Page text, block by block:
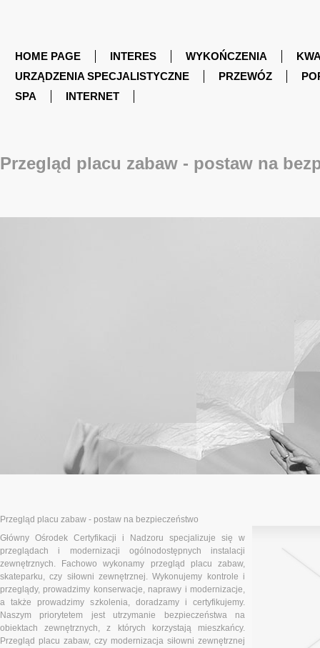
HOME PAGE INTERES WYKOŃCZENIA
URZĄDZENIA SPECJALISTYCZNE
PRZEWÓZ
SPA
INTERNET
Przegląd placu zabaw - postaw na
Przegląd placu zabaw - postaw na bezpieczeństwo
Główny Ośrodek Certyfikacji i Nadzoru specjalizuje się w
przeglądach i modernizacji ogólnodostępnych instalacji
zewnętrznych. Fachowo wykonamy przegląd placu zabaw,
skateparku, czy siłowni zewnętrznej. Wykonujemy kontrole i
przeglądy, prowadzimy konserwacje, naprawy i modernizacje,
a także prowadzimy szkolenia, doradzamy i certyfikujemy.
Naszym priorytetem jest utrzymanie bezpieczeństwa na
obiektach zewnętrznych, z których korzystają mieszkańcy.
Przegląd placu zabaw, czy modernizacja siłowni zewnętrznej